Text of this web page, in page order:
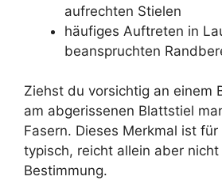
aufrechten Stielen
häufiges Auftreten in
beanspruchten
Ziehst du vorsichtig an einem
am abgerissenen Blattstiel
Fasern. Dieses Merkmal ist
typisch, reicht allein aber nicht
Bestimmung.